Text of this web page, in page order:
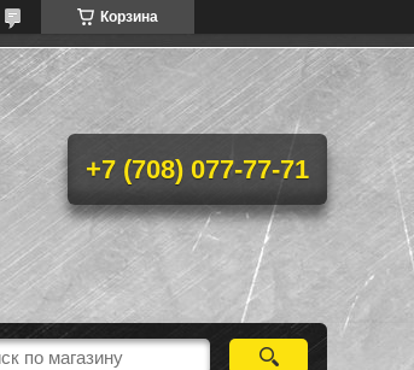
Корзина
+7 (708) 077-77-71